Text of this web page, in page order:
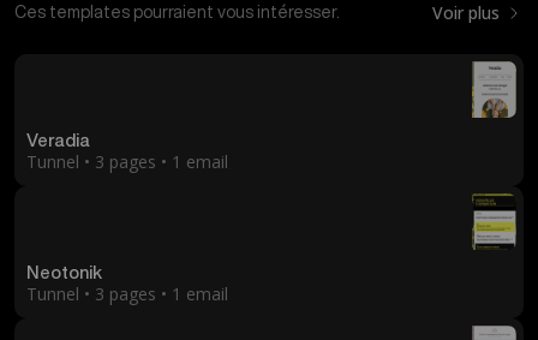
Ces templates pourraient vous intéresser. Voir plus
Veradia
Tunnel • 3 pages • 1 email
Neotonik
Tunnel • 3 pages • 1 email